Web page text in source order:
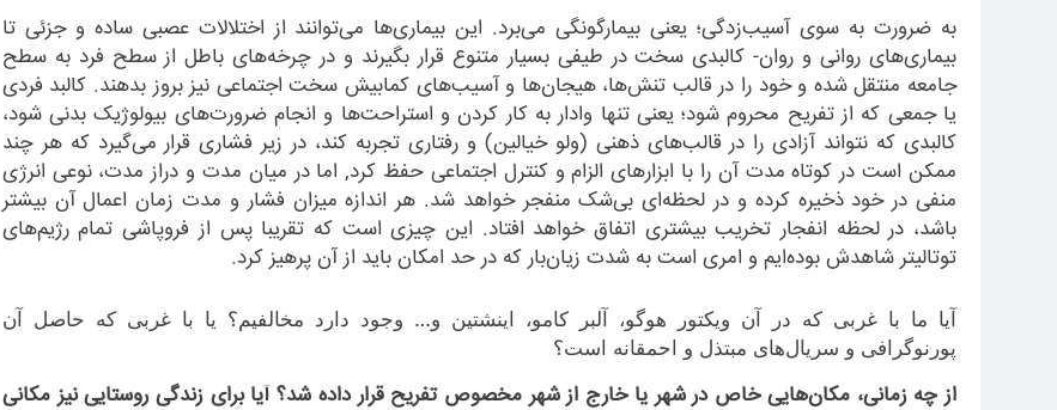
به ضرورت به سوی آسیبزدگی؛ یعنی بیمارگونگی میبرد. این بیماریها میتوانند از اختلالات عصبی ساده و جزئی تا
بیماریهای روانی و روان- کالبدی سخت در طیفی بسیار متنوع قرار بگیرند و در چرخههای باطل از سطح فرد به سطح
جامعه منتقل شده و خود را در قالب تنشها، هیجانها و آسیبهای کمابیش سخت اجتماعی نیز بروز بدهند. کالبد فردی
یا جمعی که از تفریح محروم شود؛ یعنی تنها وادار به کار کردن و استراحتها و انجام ضرورتهای بیولوژیک بدنی شود،
کالبدی که نتواند آزادی را در قالبهای ذهنی (ولو خیالین) و رفتاری تجربه کند، در زیر فشاری قرار میگیرد که هر چند
ممکن است در کوتاه مدت آن را با ابزارهای الزام و کنترل اجتماعی حفظ کرد, اما در میان مدت و دراز مدت، نوعی انرژی
منفی در خود ذخیره کرده و در لحظهای بیشک منفجر خواهد شد. هر اندازه میزان فشار و مدت زمان اعمال آن بیشتر
باشد، در لحظه انفجار تخریب بیشتری اتفاق خواهد افتاد. این چیزی است که تقریبا پس از فروپاشی تمام رژیمهای
توتالیتر شاهدش بودهایم و امری است به شدت زیانبار که در حد امکان باید از آن پرهیز کرد.
آیا ما با غربی که در آن ویکتور هوگو، آلبر کامو، اینشتین و… وجود دارد مخالفیم؟ یا با غربی که حاصل آن
پورنوگرافی و سریالهای مبتذل و احمقانه است؟
از چه زمانی، مکانهایی خاص در شهر یا خارج از شهر مخصوص تفریح قرار داده شد؟ آیا برای زندگی روستایی نیز مکانی